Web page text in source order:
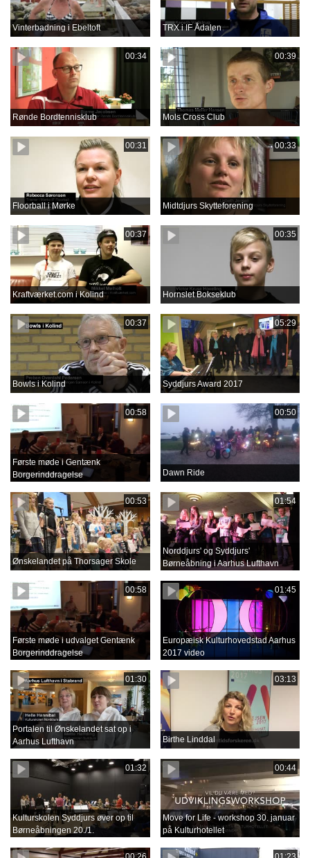
Vinterbadning i Ebeltoft TRX i IF Ådalen
00:34
Rønde Bordtennisklub
00:39
Mols Cross Club
00:31
Floorball i Mørke
00:33
Midtdjurs Skytteforening
00:37
Kraftværket.com i Kolind
00:35
Hornslet Bokseklub
00:37
Bowls i Kolind
05:29
Syddjurs Award 2017
00:58
Første møde i Gentænk
Borgerinddragelse
00:50
Dawn Ride
00:53
Ønskelandet på Thorsager Skole
01:54
Norddjurs' og Syddjurs'
Børneåbning i Aarhus Lufthavn
00:58
Første møde i udvalget Gentænk
Borgerinddragelse
01:45
Europæisk Kulturhovedstad Aarhus
2017 video
01:30
Portalen til Ønskelandet sat op i
Aarhus Lufthavn
03:13
Birthe Linddal
01:32
Kulturskolen Syddjurs øver op til
Børneåbningen 20./1.
00:44
Move for Life - workshop 30. januar
på Kulturhotellet